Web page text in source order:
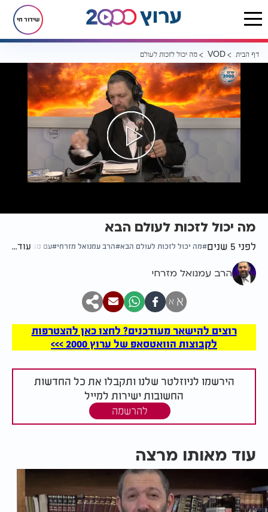
שידור חי
דף הבית VOD מה יכול לזכות לעולם הבא
מה יכול לזכות לעולם הבא
לפני 5 שנים מה יכול לזכות לעולם הבא הרב עמנואל מזרחי עם סגולהעוד...
הרב עמנואל מזרחי
א א
רוצים להישאר מעודכנים? לחצו כאן להצטרפות
לקבוצות הוואטסאפ של ערוץ 2000 >>>
הירשמו לניוזלטר שלנו ותקבלו את כל החדשות
החשובות ישירות למייל
להרשמה
עוד מאותו מרצה